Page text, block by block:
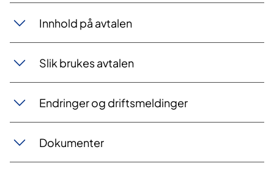
Innhold på avtalen
Slik brukes avtalen
Endringer og driftsmeldinger
Dokumenter